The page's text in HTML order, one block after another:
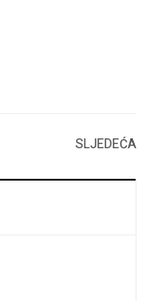
SLJEDEĆA